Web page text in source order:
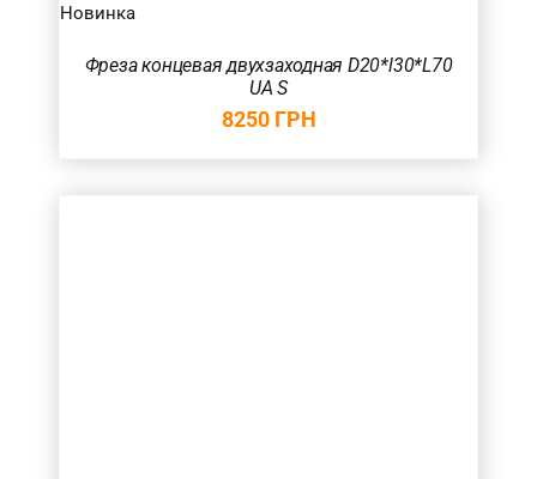
Новинка
Фреза концевая двухзаходная D20*l30*L70
UA S
8250 ГРН